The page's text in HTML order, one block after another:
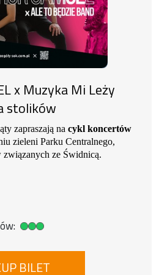
znajdują się w kolekcjach
w Europie, Chinach i
x Muzyka Mi Leży
stolików
zapraszają na cykl koncertów
zieleni Parku Centralnego,
związanych ze Świdnicą.
BILET